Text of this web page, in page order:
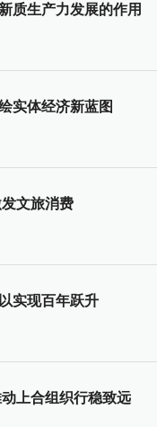
质生产力发展的作用
实体经济新蓝图
文旅消费
实现百年跃升
上合组织行稳致远